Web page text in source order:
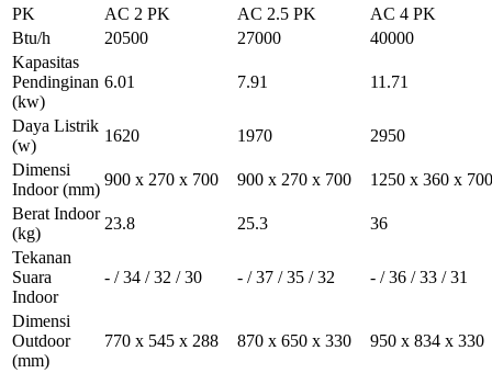
PK
AC 2 PK AC 2.5 PK
AC 4 PK
Btu/h
20500 27000
40000
Kapasitas
Pendinginan
(kw)
6.01 7.91 11.71
Daya Listrik
(w)
1620 1970
2950
Dimensi
Indoor(mm)
900 x 270 x 700 900 x 270 x 700
1250 x 360 x 700
Berat Indoor
(kg)
23.8 25.3
36
Tekanan
Suara
Indoor
- / 34 / 32 / 30 - / 37 / 35 / 32 - / 36 / 33 / 31
Dimensi
Outdoor
(mm)
770 x 545 x 288 870 x 650 x 330 950 x 834 x 330